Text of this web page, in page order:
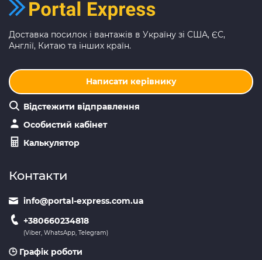
Доставка посилок і вантажів в Україну зі США, ЄС,
Англії, Китаю та інших країн.
Написати керівнику
Відстежити відправлення
Особистий кабінет
Калькулятор
Контакти
info@portal-express.com.ua
+380660234818
(Viber, WhatsApp, Telegram)
🕒 Графік роботи